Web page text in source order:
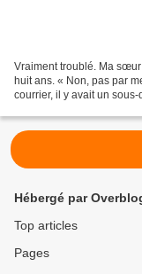
Vraiment troublé. Ma
huit ans. « Non, pas par
courrier, il y avait un sous-
Hébergé par
Top articles
Pages